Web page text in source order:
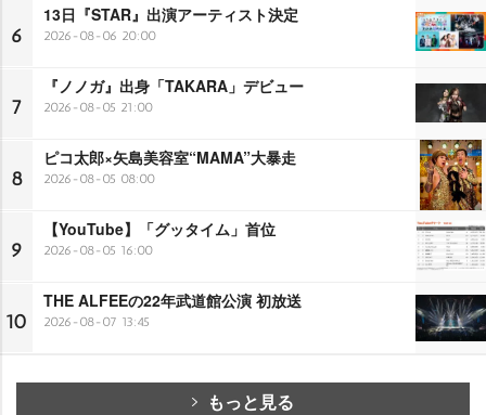
6
13日『STAR』出演アーティスト決定
2026-08-06 20:00
7
『ノノガ』出身「TAKARA」デビュー
2026-08-05 21:00
8
ピコ太郎×矢島美容室“MAMA”大暴走
2026-08-05 08:00
9
【YouTube】「グッタイム」首位
2026-08-05 16:00
10
THE ALFEEの22年武道館公演 初放送
2026-08-07 13:45
もっと見る